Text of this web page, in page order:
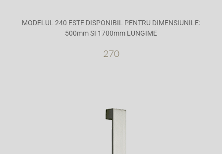
MODELUL 240 ESTE DISPONIBIL PENTRU DIMENSIUNILE:
500mm SI 1700mm LUNGIME
270